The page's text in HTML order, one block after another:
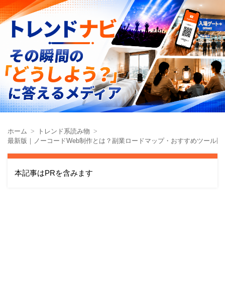
ホーム
トレンド系読み物
最新版｜ノーコードWeb制作とは？副業ロードマップ・おすすめツール
本記事はPRを含みます